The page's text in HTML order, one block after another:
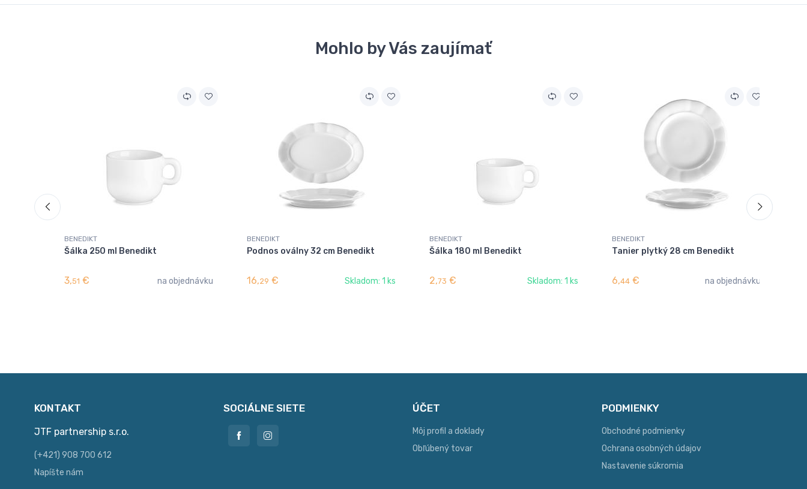
Mohlo by Vás zaujímať
BENEDIKT
Šálka 250 ml Benedikt
3,51 € na objednávku
BENEDIKT
Podnos oválny 32 cm Benedikt
16,29 € Skladom: 1 ks
BENEDIKT
Šálka 180 ml Benedikt
2,73 € Skladom: 1 ks
BENEDIKT
Tanier plytký 28 cm Benedikt
6,44 € na objednávku
KONTAKT
JTF partnership s.r.o.
(+421) 908 700 612
Napíšte nám
SOCIÁLNE SIETE ÚČET
Môj profil a doklady
Obľúbený tovar
PODMIENKY
Obchodné podmienky
Ochrana osobných údajov
Nastavenie súkromia